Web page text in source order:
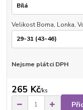
Velikost Boma, Lonka,
Nejsme plátci DPH
265 Kč/ks